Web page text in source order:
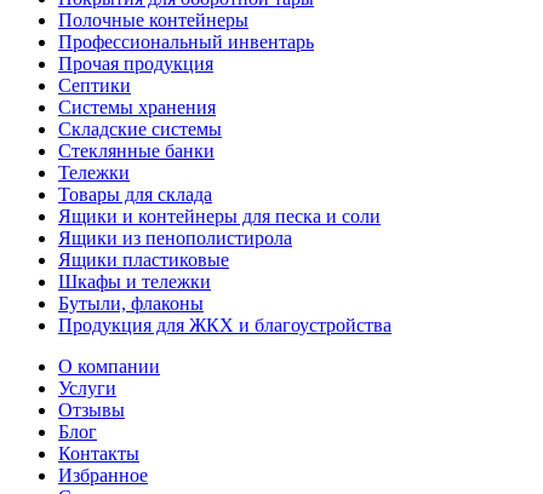
Полочные контейнеры
Профессиональный инвентарь
Прочая продукция
Септики
Системы хранения
Складские системы
Стеклянные банки
Тележки
Товары для склада
Ящики и контейнеры для песка и соли
Ящики из пенополистирола
Ящики пластиковые
Шкафы и тележки
Бутыли, флаконы
Продукция для ЖКХ и благоустройства
О компании
Услуги
Отзывы
Блог
Контакты
Избранное